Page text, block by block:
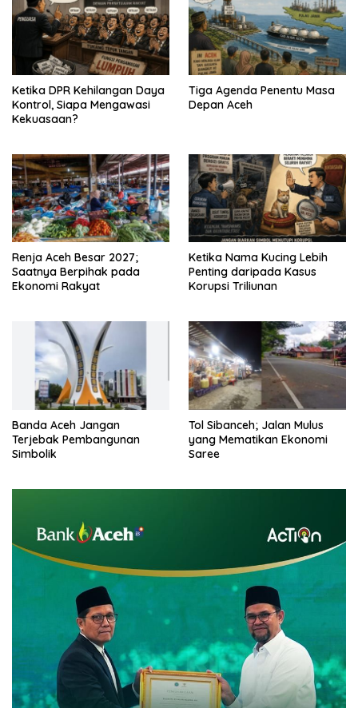
Ketika DPR Kehilangan Daya
Kontrol, Siapa Mengawasi
Kekuasaan?
Tiga Agenda Penentu Masa
Depan Aceh
Renja Aceh Besar 2027;
Saatnya Berpihak pada
Ekonomi Rakyat
Ketika Nama Kucing Lebih
Penting daripada Kasus
Korupsi Triliunan
Banda Aceh Jangan
Terjebak Pembangunan
Simbolik
Tol Sibanceh; Jalan Mulus
yang Mematikan Ekonomi
Saree